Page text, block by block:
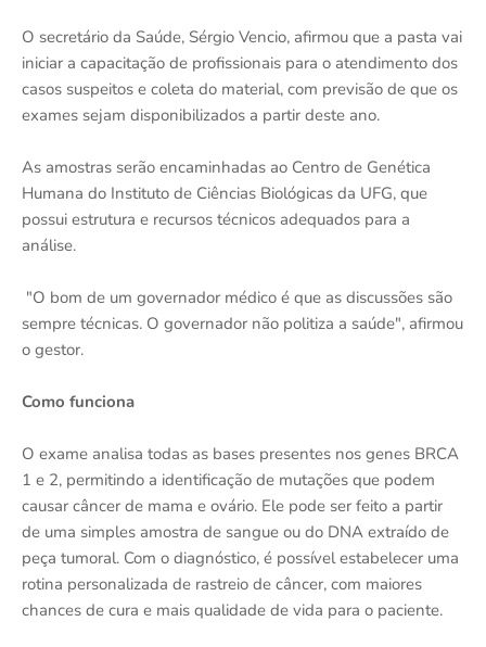
O secretário da Saúde, Sérgio Vencio, afirmou que a pasta vai
iniciar a capacitação de profissionais para o atendimento dos
casos suspeitos e coleta do material, com previsão de que os
exames sejam disponibilizados a partir deste ano.
As amostras serão encaminhadas ao Centro de Genética
Humana do Instituto de Ciências Biológicas da UFG, que
possui estrutura e recursos técnicos adequados para a
análise.
"O bom de um governador médico é que as discussões são
sempre técnicas. O governador não politiza a saúde", afirmou
o gestor.
Como funciona
O exame analisa todas as bases presentes nos genes BRCA
1 e 2, permitindo a identificação de mutações que podem
causar câncer de mama e ovário. Ele pode ser feito a partir
de uma simples amostra de sangue ou do DNA extraído de
peça tumoral. Com o diagnóstico, é possível estabelecer uma
rotina personalizada de rastreio de câncer, com maiores
chances de cura e mais qualidade de vida para o paciente.